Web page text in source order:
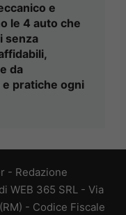
e
le 4 auto che
senza
da
pratiche ogni
- Redazione
WEB 365 SRL - Via
- Codice Fiscale